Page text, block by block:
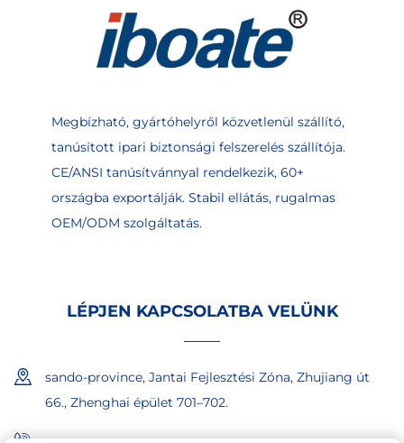
Megbízható, gyártóhelyről közvetlenül szállító,
tanúsított ipari biztonsági felszerelés szállítója.
CE/ANSI tanúsítvánnyal rendelkezik, 60+
országba exportálják. Stabil ellátás, rugalmas
OEM/ODM szolgáltatás.
LÉPJEN KAPCSOLATBA VELÜNK
sando-province, Jantai Fejlesztési Zóna, Zhujiang út
66., Zhenghai épület 701–702.